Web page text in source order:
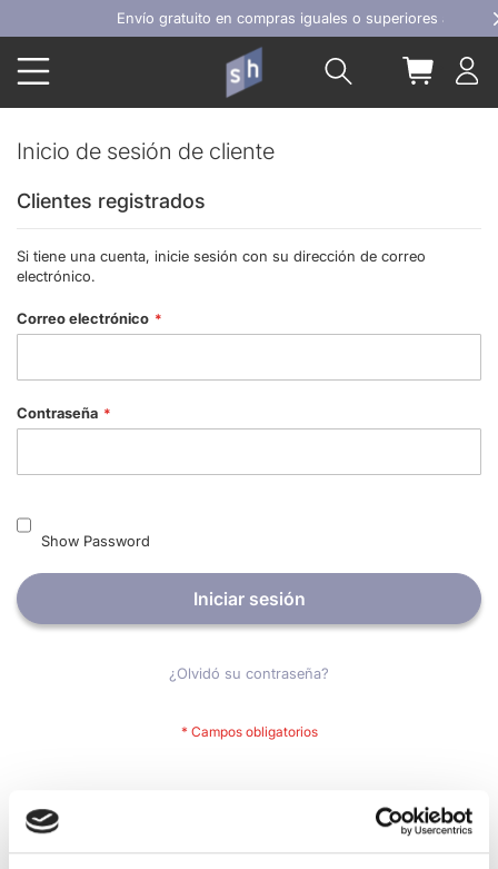
Ir
al
contenido
Envío gratuito en compras iguales o superiores a 100€
Buscar Mi
Inicio de sesión de cliente
Clientes registrados
Si tiene una cuenta, inicie sesión con su dirección de correo
electrónico.
Correo electrónico
Contraseña
Show Password
Iniciar sesión
¿Olvidó su contraseña?
Crear una cuenta tiene muchos beneficios: Pago más rápido,